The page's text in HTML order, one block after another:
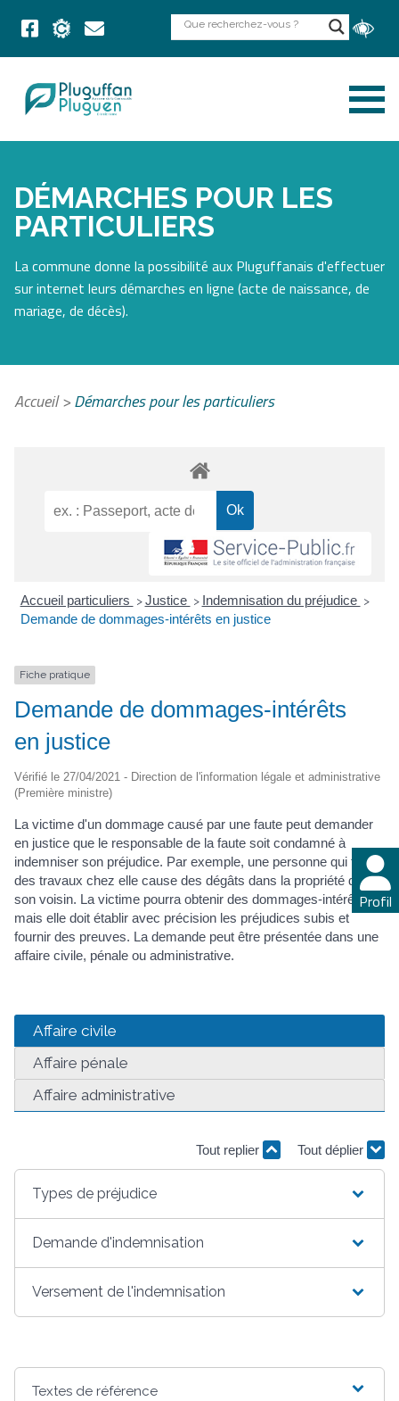
DÉMARCHES POUR LES
PARTICULIERS
La commune donne la possibilité aux Pluguffanais d'effectuer
sur internet leurs démarches en ligne (acte de naissance, de
mariage, de décès).
Profil
Accueil>Démarches pour les particuliers
Accueil particuliers > Justice > Indemnisation du préjudice >
Demande de dommages-intérêts en justice
Fiche pratique
Demande de dommages-intérêts
en justice
Vérifié le 27/04/2021 - Direction de l'information légale et administrative
(Première ministre)
La victime d'un dommage causé par une faute peut demander
en justice que le responsable de la faute soit condamné à
indemniser son préjudice. Par exemple, une personne qui fait
des travaux chez elle cause des dégâts dans la propriété de
son voisin. La victime pourra obtenir des dommages-intérêts,
mais elle doit établir avec précision les préjudices subis et
fournir des preuves. La demande peut être présentée dans une
affaire civile, pénale ou administrative.
Affaire civile
Affaire pénale
Affaire administrative
Tout replier Tout déplier
Types de préjudice
Demande d'indemnisation
Versement de l'indemnisation
Textes de référence